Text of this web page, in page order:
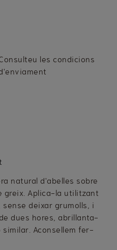
les condicions
natural d'abelles sobre
greix. Aplica-la utilitzant
deixar grumolls, i
dues hores, abrillanta-
Aconsellem fer-